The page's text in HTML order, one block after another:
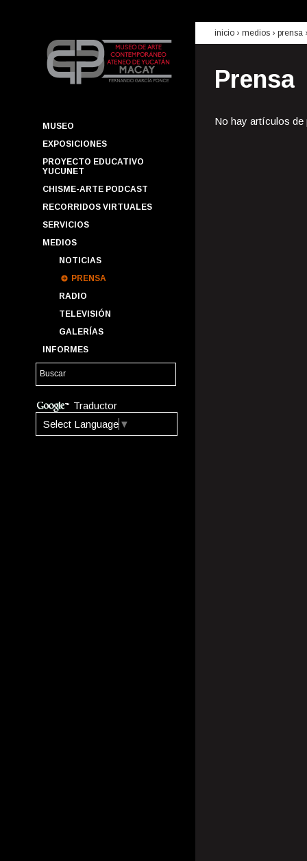
MUSEO
EXPOSICIONES
PROYECTO EDUCATIVO
YUCUNET
CHISME-ARTE PODCAST
RECORRIDOS VIRTUALES
SERVICIOS
MEDIOS
NOTICIAS
PRENSA
RADIO
TELEVISIÓN
GALERÍAS
INFORMES
Traductor
Select Language ▼
inicio › medios › prensa
Prensa
No hay artículos de